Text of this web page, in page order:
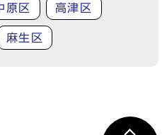
原区 高津区
麻生区